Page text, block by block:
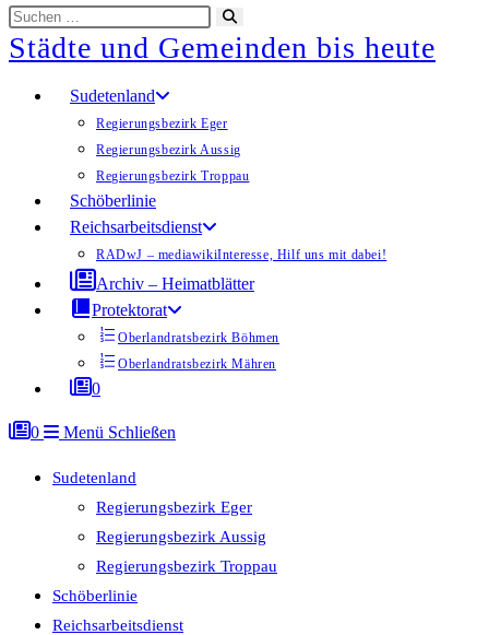
Diese
Website
durchsuchen
starten
Städte und Gemeinden bis heute
Sudetenland
Regierungsbezirk Eger
Regierungsbezirk Aussig
Regierungsbezirk Troppau
Schöberlinie
Reichsarbeitsdienst
RADwJ – mediawikiInteresse, Hilf uns mit dabei!
Archiv – Heimatblätter
Protektorat
Oberlandratsbezirk Böhmen
Oberlandratsbezirk Mähren
0
0 Menü Schließen
Sudetenland
Regierungsbezirk Eger
Regierungsbezirk Aussig
Regierungsbezirk Troppau
Schöberlinie
Reichsarbeitsdienst